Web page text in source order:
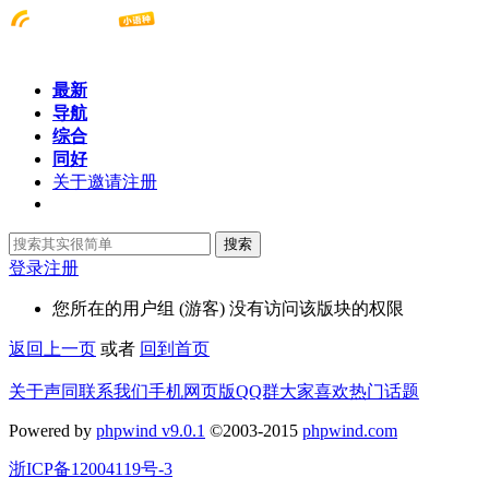
最新
导航
综合
同好
关于邀请注册
搜索
登录注册
您所在的用户组 (游客) 没有访问该版块的权限
返回上一页 或者 回到首页
关于声同联系我们手机网页版QQ群大家喜欢热门话题
Powered by phpwind v9.0.1 ©2003-2015 phpwind.com
浙ICP备12004119号-3